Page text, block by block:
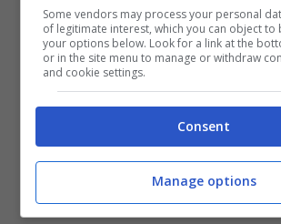
sulle acque. La sua lunghezza
quattro ponti, ma ci sono
adibite al relax dei passeggeri,
splendida piscina che ha uno
vetrato, il che dà l’idea,
tramite una sorta di inganno,
mare e di potersi confondere
Some vendors may process your personal
of legitimate interest, which you can object to
your options below. Look for a link at the
or in the site menu to manage or withdraw
and cookie settings.
Consent
Manage options